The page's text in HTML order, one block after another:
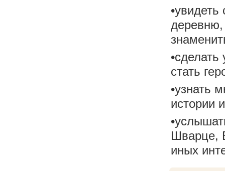
деревню,
стать
•узнать
истории
Шварце,
иных